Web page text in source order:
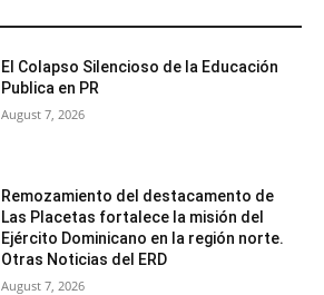
El Colapso Silencioso de la Educación
Publica en PR
August 7, 2026
Remozamiento del destacamento de
Las Placetas fortalece la misión del
Ejército Dominicano en la región norte.
Otras Noticias del ERD
August 7, 2026